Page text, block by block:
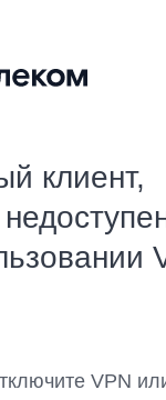
клиент,
VPN